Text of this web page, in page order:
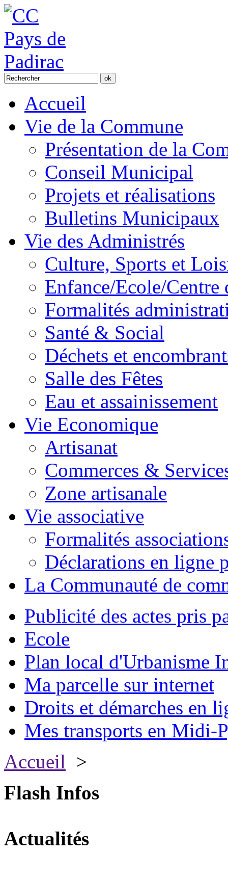
Accueil
Vie de la Commune
Présentation de la
Conseil Municipal
Projets et réalisations
Bulletins Municipaux
Vie des Administrés
Culture, Sports et
Enfance/Ecole/Centre
Formalités
Santé & Social
Déchets et
Salle des Fêtes
Eau et assainissement
Vie Economique
Artisanat
Commerces &
Zone artisanale
Vie associative
Formalités
Déclarations en ligne
La Communauté de
Publicité des actes pris
Ecole
Plan local d'Urbanisme
Ma parcelle sur internet
Droits et démarches en
Mes transports en Midi-
Accueil >
Flash Infos
Actualités